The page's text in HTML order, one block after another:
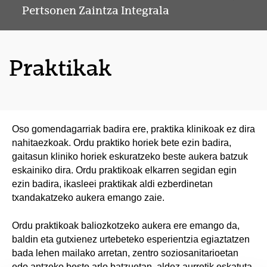
Pertsonen Zaintza Integrala
Praktikak
Oso gomendagarriak badira ere, praktika klinikoak ez dira
nahitaezkoak. Ordu praktiko horiek bete ezin badira,
gaitasun kliniko horiek eskuratzeko beste aukera batzuk
eskainiko dira. Ordu praktikoak elkarren segidan egin
ezin badira, ikasleei praktikak aldi ezberdinetan
txandakatzeko aukera emango zaie.
Ordu praktikoak baliozkotzeko aukera ere emango da,
baldin eta gutxienez urtebeteko esperientzia egiaztatzen
bada lehen mailako arretan, zentro soziosanitarioetan